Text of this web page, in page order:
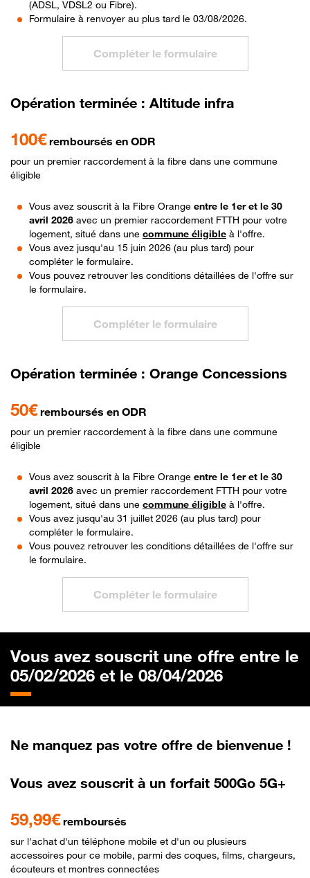
(ADSL, VDSL2 ou Fibre).
Formulaire à renvoyer au plus tard le 03/08/2026.
Compléter le formulaire
Opération terminée : Altitude infra
100€ remboursés en ODR
pour un premier raccordement à la fibre dans une commune
éligible
Vous avez souscrit à la Fibre Orange entre le 1er et le 30
avril 2026 avec un premier raccordement FTTH pour votre
logement, situé dans une commune éligible à l'offre.
Vous avez jusqu'au 15 juin 2026 (au plus tard) pour
compléter le formulaire.
Vous pouvez retrouver les conditions détaillées de l'offre sur
le formulaire.
Compléter le formulaire
Opération terminée : Orange Concessions
50€ remboursés en ODR
pour un premier raccordement à la fibre dans une commune
éligible
Vous avez souscrit à la Fibre Orange entre le 1er et le 30
avril 2026 avec un premier raccordement FTTH pour votre
logement, situé dans une commune éligible à l'offre.
Vous avez jusqu'au 31 juillet 2026 (au plus tard) pour
compléter le formulaire.
Vous pouvez retrouver les conditions détaillées de l'offre sur
le formulaire.
Compléter le formulaire
Vous avez souscrit une offre entre le
05/02/2026 et le 08/04/2026
Ne manquez pas votre offre de bienvenue !
Vous avez souscrit à un forfait 500Go 5G+
59,99€ remboursés
sur l'achat d'un téléphone mobile et d'un ou plusieurs
accessoires pour ce mobile, parmi des coques, films, chargeurs,
écouteurs et montres connectées